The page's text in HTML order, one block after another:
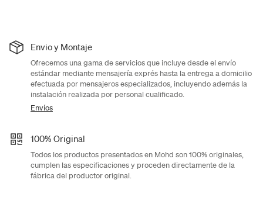
Envio y Montaje
Ofrecemos una gama de servicios que incluye desde el envío
estándar mediante mensajería exprés hasta la entrega a domicilio
efectuada por mensajeros especializados, incluyendo además la
instalación realizada por personal cualificado.
Envíos
100% Original
Todos los productos presentados en Mohd son 100% originales,
cumplen las especificaciones y proceden directamente de la
fábrica del productor original.